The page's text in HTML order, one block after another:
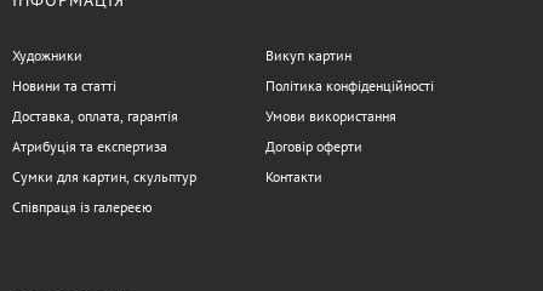
Художники
Новини та статті
Доставка, оплата, гарантія
Атрибуція та експертиза
Сумки для картин, скульптур
Співпраця із галереєю
Викуп картин
Політика конфіденційності
Умови використання
Договір оферти
Контакти